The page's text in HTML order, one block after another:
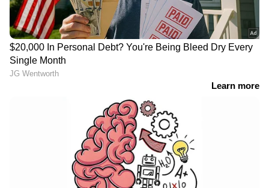
സിപിഎമ്മിന്റെ സൈബർ പോരാളി;
ആരാണ് ചെന്നിത്തലയേയും
പൊലീസിനേയും വെല്ലുവിളിക്കുന്ന
അര്‍ജുന്‍ ആയങ്കി?